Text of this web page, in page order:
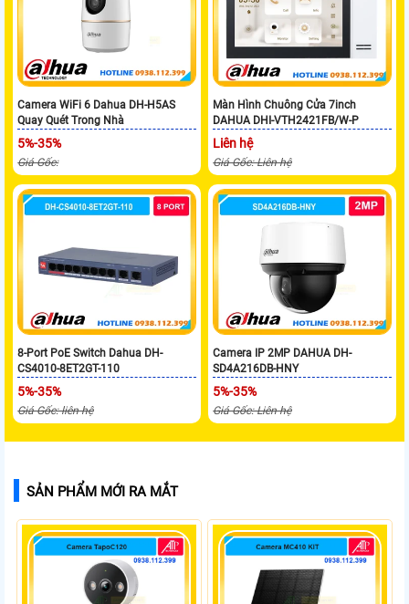
Camera WiFi 6 Dahua DH-H5AS
Quay Quét Trong Nhà
5%-35%
Giá Gốc:
Màn Hình Chuông Cửa 7inch
DAHUA DHI-VTH2421FB/W-P
Liên hệ
Giá Gốc: Liên hệ
8-Port PoE Switch Dahua DH-
CS4010-8ET2GT-110
5%-35%
Giá Gốc: liên hệ
Camera IP 2MP DAHUA DH-
SD4A216DB-HNY
5%-35%
Giá Gốc: Liên hệ
SẢN PHẨM MỚI RA MẮT